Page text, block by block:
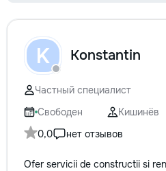
K Konstantin
Частный специалист
Свободен
Кишинёв
0,0
нет отзывов
Ofer servicii de constructii si